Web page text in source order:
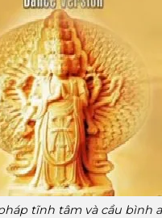
tĩnh tâm và cầu bình